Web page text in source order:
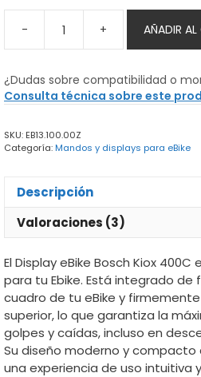
-
Display
eBike
Kiox
400C
+ AÑADIR
¿Dudas sobre compatibilidad o
Consulta técnica sobre este
SKU: EB13.100.00Z
Categoría:Mandos y displays para eBike
Descripción
Valoraciones (3)
El Display eBike Bosch Kiox
para tu Ebike. Está integrado de
cuadro de tu eBike y
superior, lo que garantiza la
golpes y caídas, incluso en
Su diseño moderno y
una experiencia de uso intuitiva